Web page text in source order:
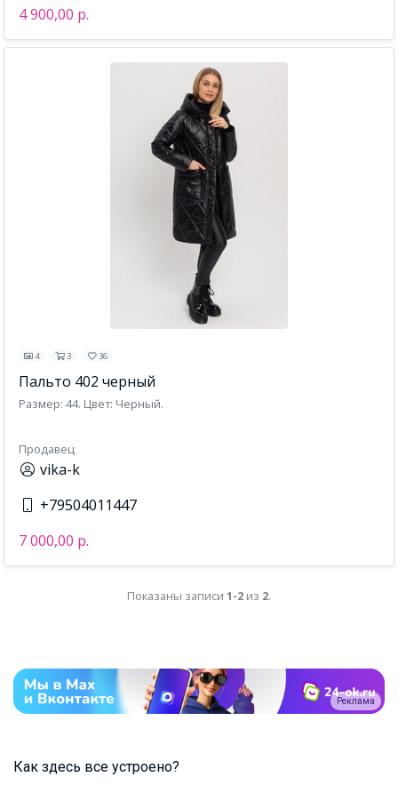
4 900,00 р.
4 3 36
Пальто 402 черный
Размер: 44. Цвет: Черный.
Продавец
vika-k
+79504011447
7 000,00 р.
Показаны записи 1-2 из 2.
Реклама
Как здесь все устроено?